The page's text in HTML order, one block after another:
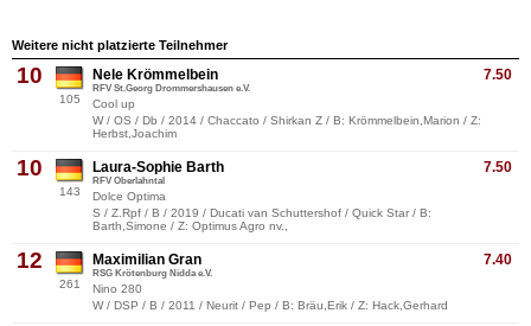
Weitere nicht platzierte Teilnehmer
10
105
7.50
Nele Krömmelbein
RFV St.Georg Drommershausen e.V.
Cool up
W / OS / Db / 2014 / Chaccato / Shirkan Z / B: Krömmelbein,Marion / Z:
Herbst,Joachim
10
143
7.50
Laura-Sophie Barth
RFV Oberlahntal
Dolce Optima
S / Z.Rpf / B / 2019 / Ducati van Schuttershof / Quick Star / B:
Barth,Simone / Z: Optimus Agro nv.,
12
261
7.40
Maximilian Gran
RSG Krötenburg Nidda e.V.
Nino 280
W / DSP / B / 2011 / Neurit / Pep / B: Bräu,Erik / Z: Hack,Gerhard